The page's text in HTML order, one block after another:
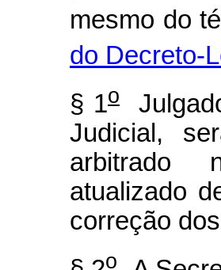
mesmo do
do Decreto-
§ 1o
Judicial,
arbitrado
atualizado
correção
o